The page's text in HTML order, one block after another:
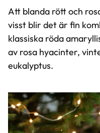
Att blanda rött och
visst blir det är fin
klassiska röda
av rosa hyacinter,
eukalyptus.